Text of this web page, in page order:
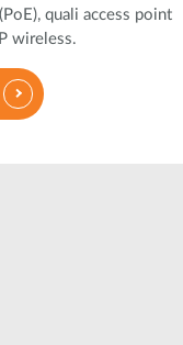
quali access point
wireless.